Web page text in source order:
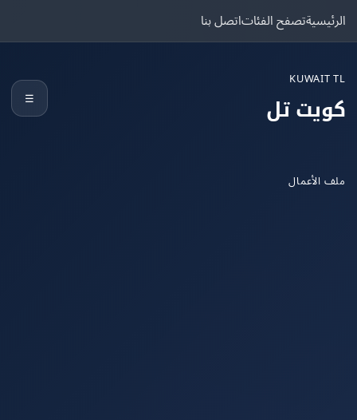
تصفح الفئاتاتصل بنا
تل